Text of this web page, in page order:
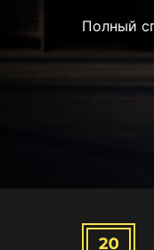
Полный